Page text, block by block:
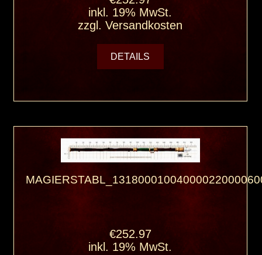
inkl. 19% MwSt.
zzgl.Versandkosten
DETAILS
€252.97
inkl. 19% MwSt.